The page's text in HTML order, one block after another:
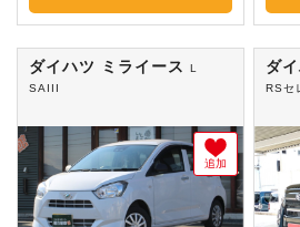
ダイハツ ミライース
L
SAIII
追加
ダ
RSセ